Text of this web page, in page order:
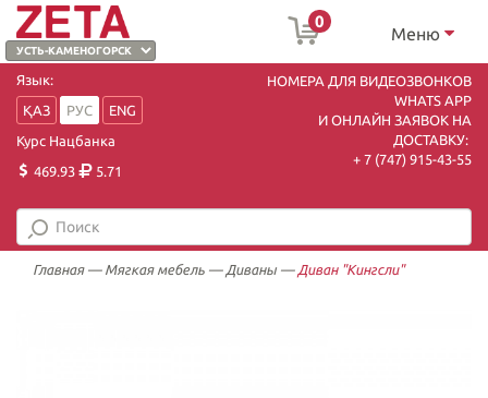
0
Меню
Язык:
ҚАЗ
РУС
ENG
Курс Нацбанка
469.93
5.71
НОМЕРА ДЛЯ ВИДЕОЗВОНКОВ
WHATS APP
И ОНЛАЙН ЗАЯВОК НА
ДОСТАВКУ:
+ 7 (747) 915-43-55
Главная— Мягкая мебель — Диваны — Диван "Кингсли"